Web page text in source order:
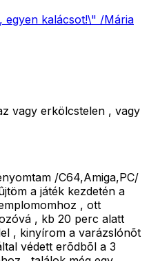
egyen kalácsot!\" /Mária
vagy erkölcstelen , vagy
/C64,Amiga,PC/
a játék kezdetén a
, ott
, kb 20 perc alatt
, kinyírom a varázslónõt
védett erõdbõl a 3